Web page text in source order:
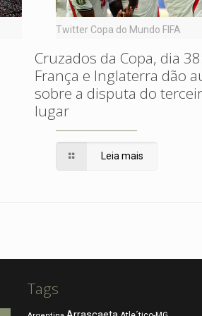
Twitter Copa do Mundo FIFA
Cruzados da Copa, dia 38:
França e Inglaterra dão
sobre a disputa do
lugar
Leia mais
Tags